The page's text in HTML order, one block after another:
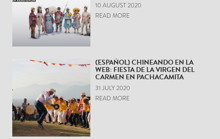
10 AUGUST 2020
READ MORE
(ESPAÑOL) CHINEANDO EN LA
WEB: FIESTA DE LA VIRGEN DEL
CARMEN EN PACHACAMITA
31 JULY 2020
READ MORE